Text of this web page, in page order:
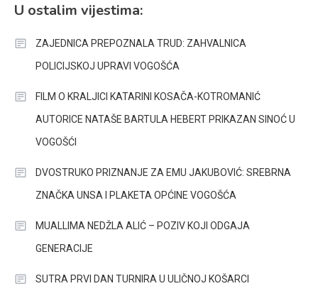
U ostalim vijestima:
ZAJEDNICA PREPOZNALA TRUD: ZAHVALNICA
POLICIJSKOJ UPRAVI VOGOŠĆA
FILM O KRALJICI KATARINI KOSAČA-KOTROMANIĆ
AUTORICE NATAŠE BARTULA HEBERT PRIKAZAN SINOĆ U
VOGOŠĆI
DVOSTRUKO PRIZNANJE ZA EMU JAKUBOVIĆ: SREBRNA
ZNAČKA UNSA I PLAKETA OPĆINE VOGOŠĆA
MUALLIMA NEDŽLA ALIĆ – POZIV KOJI ODGAJA
GENERACIJE
SUTRA PRVI DAN TURNIRA U ULIČNOJ KOŠARCI